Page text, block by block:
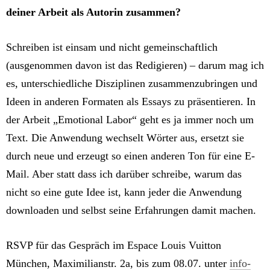
deiner Arbeit als Autorin zusammen?
Schreiben ist einsam und nicht gemeinschaftlich
(ausgenommen davon ist das Redigieren) – darum mag ich
es, unterschiedliche Disziplinen zusammenzubringen und
Ideen in anderen Formaten als Essays zu präsentieren. In
der Arbeit „Emotional Labor“ geht es ja immer noch um
Text. Die Anwendung wechselt Wörter aus, ersetzt sie
durch neue und erzeugt so einen anderen Ton für eine E-
Mail. Aber statt dass ich darüber schreibe, warum das
nicht so eine gute Idee ist, kann jeder die Anwendung
downloaden und selbst seine Erfahrungen damit machen.
RSVP für das Gespräch im Espace Louis Vuitton
München, Maximilianstr. 2a, bis zum 08.07. unter info-